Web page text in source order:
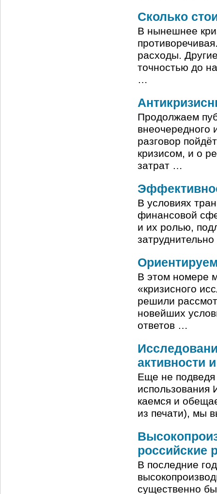
Сколько
В нынешнее
расходы.
точностью до
…
Продолжаем
внеочередного
разговор
кризисом, и о
затрат …
В условиях
финансовой
и их ролью,
В этом номере
«кризисного
решили
новейших
ответов …
активности
Еще не подведя
использования
каемся и
из печати), мы
российские
В последние
существенно